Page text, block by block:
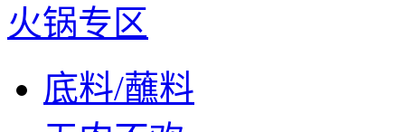
火锅专区
底料/蘸料